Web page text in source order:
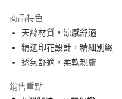
街口支付
悠遊付
全盈+PAY
商品特色
天絲材質，涼感舒適
精選印花設計，精細別緻
透氣舒適，柔軟親膚
銷售重點